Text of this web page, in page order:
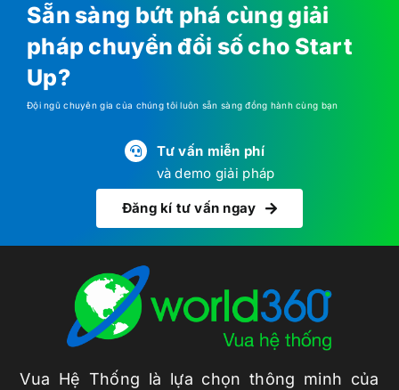
Sẵn sàng bứt phá cùng giải
pháp chuyển đổi số cho Start
Up?
Đội ngũ chuyên gia của chúng tôi luôn sẵn sàng đồng hành cùng bạn
Tư vấn miễn phí
và demo giải pháp
Đăng kí tư vấn ngay
Vua Hệ Thống là lựa chọn thông minh của